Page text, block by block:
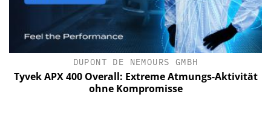
DUPONT DE NEMOURS GMBH
APX 400 Overall: Extreme Atmungs-Aktivität
ohne Kompromisse